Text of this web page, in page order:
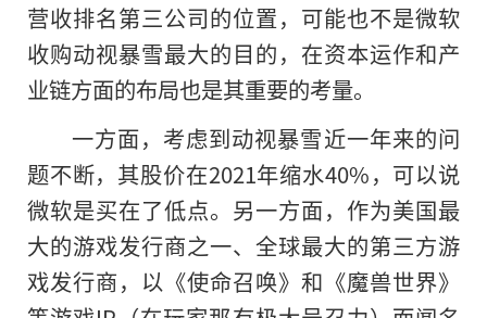
营收排名第三公司的位置，可能也不是微软
收购动视暴雪最大的目的，在资本运作和产
业链方面的布局也是其重要的考量。
一方面，考虑到动视暴雪近一年来的问
题不断，其股价在2021年缩水40%，可以说
微软是买在了低点。另一方面，作为美国最
大的游戏发行商之一、全球最大的第三方游
戏发行商，以《使命召唤》和《魔兽世界》